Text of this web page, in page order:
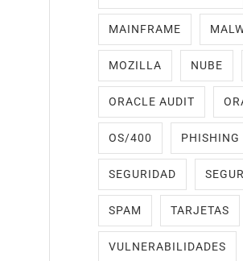
MAINFRAME
MOZILLA NUBE
ORACLE AUDIT
OS/400 PHISHING
SEGURIDAD
SPAM TARJETAS
VULNERABILIDADES